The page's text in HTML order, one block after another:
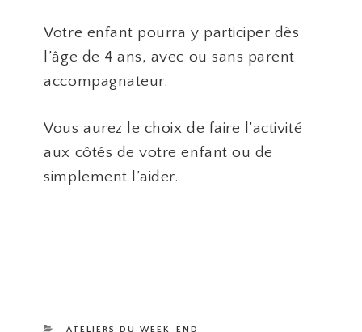
Votre enfant pourra y participer dès
l’âge de 4 ans, avec ou sans parent
accompagnateur.
Vous aurez le choix de faire l’activité
aux côtés de votre enfant ou de
simplement l’aider.
CATÉGORIES
ATELIERS DU WEEK-END